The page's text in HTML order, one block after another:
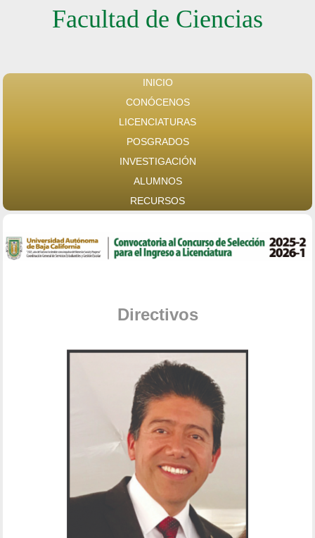
Facultad de Ciencias
INICIO
CONÓCENOS
LICENCIATURAS
POSGRADOS
INVESTIGACIÓN
ALUMNOS
RECURSOS
Directivos